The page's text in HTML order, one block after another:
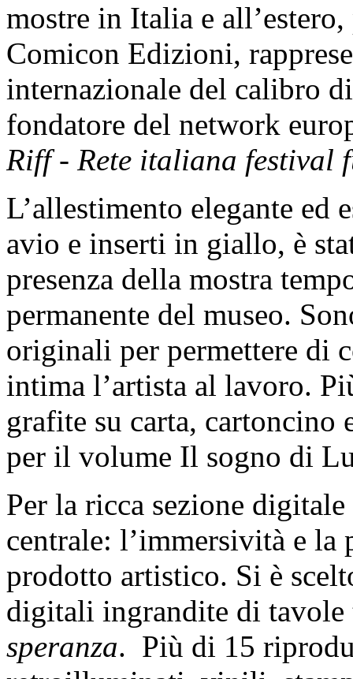
mostre in Italia e
Comicon Edizioni,
internazionale del calibro
fondatore del network
Riff - Rete italiana festival
L’allestimento elegante ed
avio e inserti in giallo, è
presenza della mostra
permanente del museo.
originali per permettere di
intima l’artista al lavoro.
grafite su carta, cartoncino
per il volume Il sogno di
Per la ricca sezione
centrale: l’immersività e la
prodotto artistico. Si è
digitali ingrandite di
speranza. Più di 15